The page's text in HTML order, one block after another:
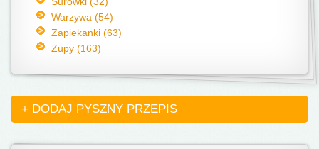
Warzywa (54)
Zapiekanki (63)
Zupy (163)
+ DODAJ PYSZNY PRZEPIS